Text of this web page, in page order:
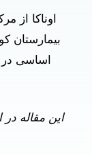
اوناکا از
بیمارستان
اساسی در
این مقاله در ابتدا